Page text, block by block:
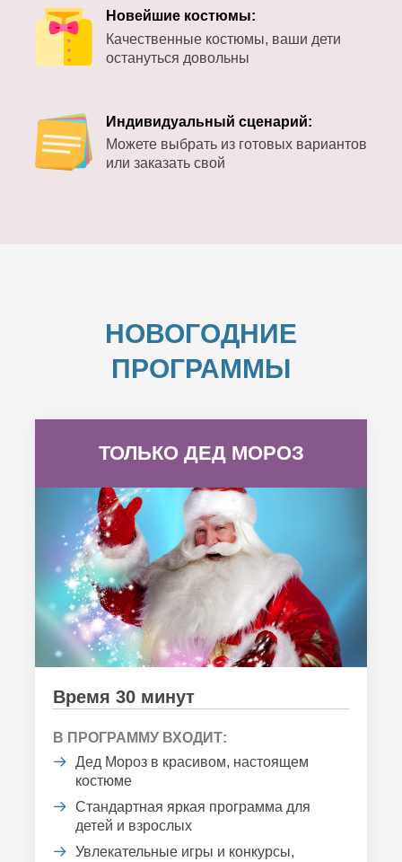
Новейшие костюмы:
Качественные костюмы, ваши дети
остануться довольны
Индивидуальный сценарий:
Можете выбрать из готовых вариантов
или заказать свой
НОВОГОДНИЕ
ПРОГРАММЫ
ТОЛЬКО ДЕД МОРОЗ
Время 30 минут
В ПРОГРАММУ ВХОДИТ:
Дед Мороз в красивом, настоящем
костюме
Стандартная яркая программа для
детей и взрослых
Увлекательные игры и конкурсы,